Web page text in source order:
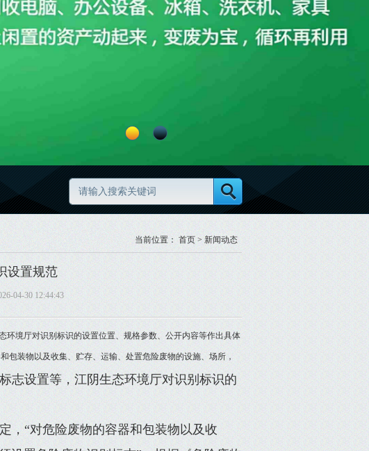
当前位置： 首页 > 新闻动态
设置规范
04-30 12:44:43
环境厅对识别标识的设置位置、规格参数、公开内容等作出具体
包装物以及收集、贮存、运输、处置危险废物的设施、场所，
志设置等，江阴生态环境厅对识别标识的
，“对危险废物的容器和包装物以及收